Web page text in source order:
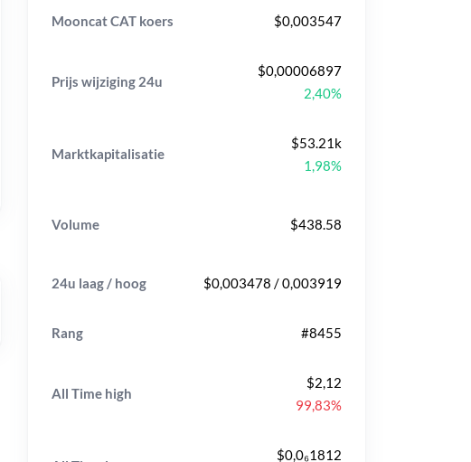
Mooncat CAT koers $0,003547
Prijs wijziging 24u
$0,00006897
2,40%
Marktkapitalisatie
$53.21k
1,98%
Volume $438.58
24u laag / hoog $0,003478 / 0,003919
Rang #8455
All Time high
$2,12
99,83%
$0,0₆1812